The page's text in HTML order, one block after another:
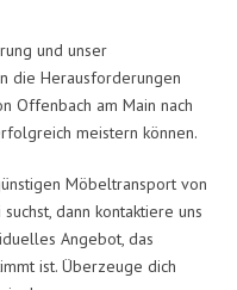
und unser
die Herausforderungen
Offenbach am Main nach
meistern können.
Möbeltransport von
dann kontaktiere uns
Angebot, das
ist. Überzeuge dich